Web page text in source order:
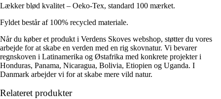
Lækker blød kvalitet – Oeko-Tex, standard 100 mærket.
Fyldet består af 100% recycled materiale.
Når du køber et produkt i Verdens Skoves webshop, støtter du vores
arbejde for at skabe en verden med en rig skovnatur. Vi bevarer
regnskoven i Latinamerika og Østafrika med konkrete projekter i
Honduras, Panama, Nicaragua, Bolivia, Etiopien og Uganda. I
Danmark arbejder vi for at skabe mere vild natur.
Relateret produkter